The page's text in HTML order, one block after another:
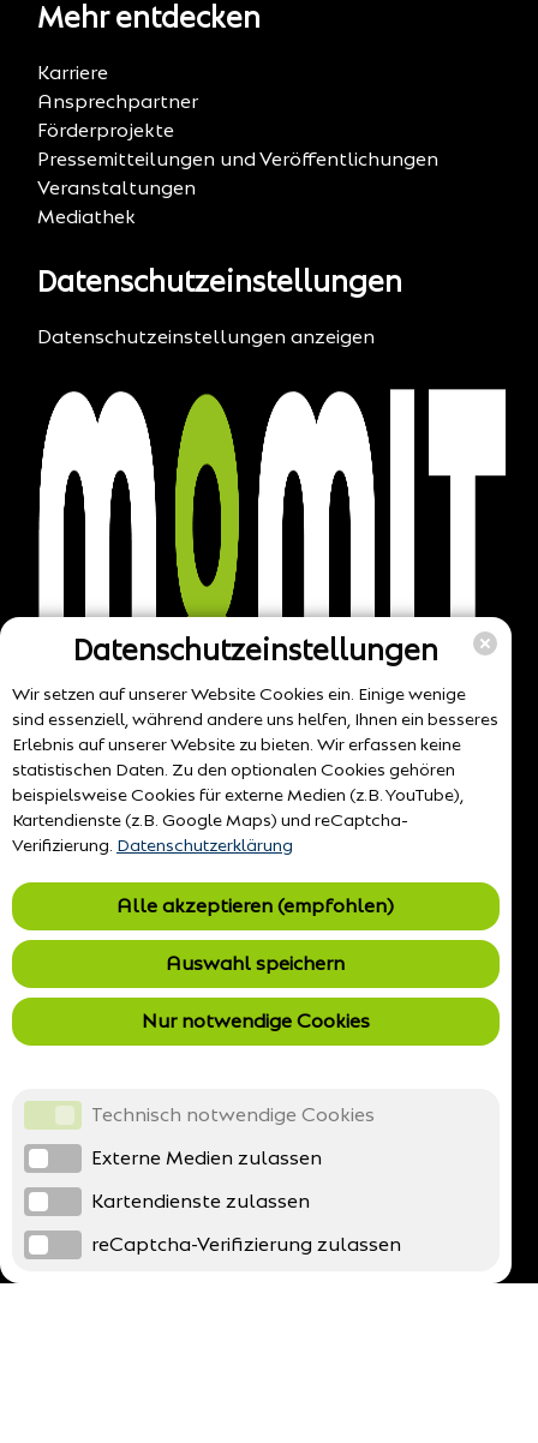
Mehr entdecken
Karriere
Ansprechpartner
Förderprojekte
Pressemitteilungen und Veröffentlichungen
Veranstaltungen
Mediathek
Datenschutzeinstellungen
Datenschutzeinstellungen anzeigen
Datenschutzeinstellungen
Wir setzen auf unserer Website Cookies ein. Einige wenige
sind essenziell, während andere uns helfen, Ihnen ein besseres
Erlebnis auf unserer Website zu bieten. Wir erfassen keine
statistischen Daten. Zu den optionalen Cookies gehören
beispielsweise Cookies für externe Medien (z.B. YouTube),
Kartendienste (z.B. Google Maps) und reCaptcha-
Verifizierung. Datenschutzerklärung
Alle akzeptieren (empfohlen)
Auswahl speichern
Nur notwendige Cookies
Technisch notwendige Cookies
Externe Medien zulassen
Kartendienste zulassen
reCaptcha-Verifizierung zulassen